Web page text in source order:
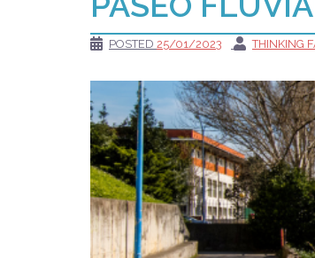
POSTED 25/01/2023 THINKING